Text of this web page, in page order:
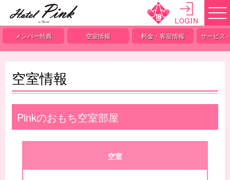
メンバー特典 空室情報 料金・客室情報 サービス
空室情報
Pinkのおもち空室部屋
空室